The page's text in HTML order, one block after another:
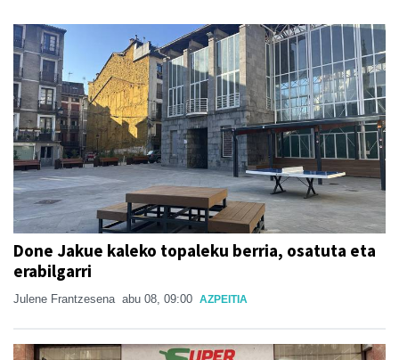
Done Jakue kaleko topaleku berria, osatuta eta
erabilgarri
Julene Frantzesena abu 08, 09:00 AZPEITIA